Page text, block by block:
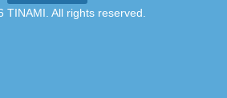
TINAMI. All rights reserved.